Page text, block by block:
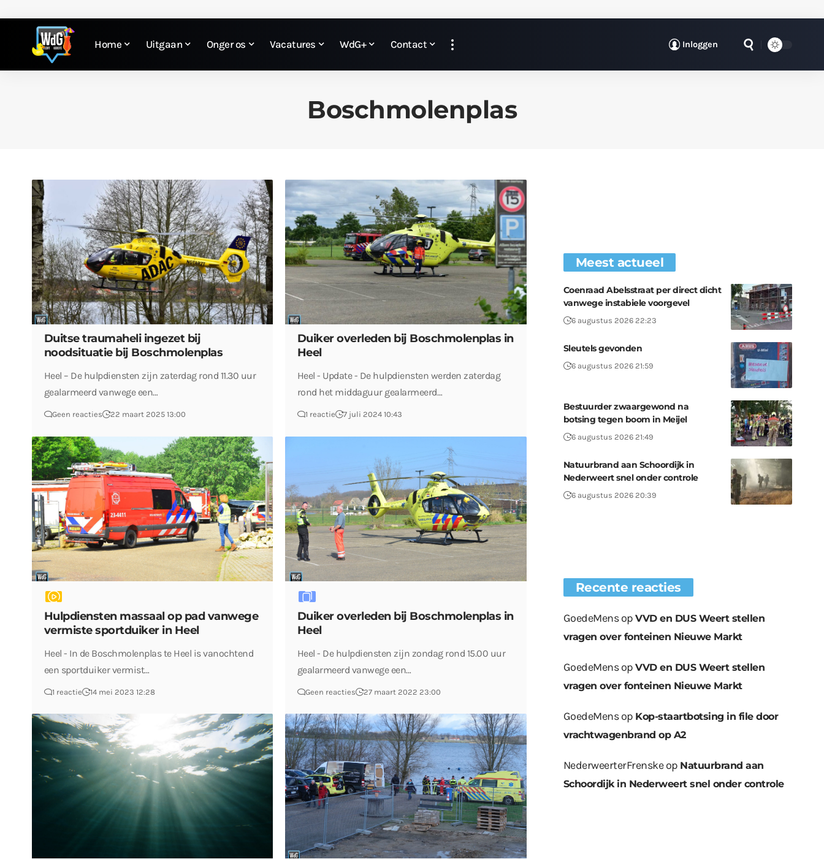
Home Uitgaan Onger os Vacatures WdG+ Contact Inloggen
Boschmolenplas
Duitse traumaheli ingezet bij
noodsituatie bij Boschmolenplas
Heel – De hulpdiensten zijn zaterdag rond 11.30 uur
gealarmeerd vanwege een…
Geen reacties 22 maart 2025 13:00
Duiker overleden bij Boschmolenplas in
Heel
Heel - Update - De hulpdiensten werden zaterdag
rond het middaguur gealarmeerd…
1 reactie 7 juli 2024 10:43
Hulpdiensten massaal op pad vanwege
vermiste sportduiker in Heel
Heel - In de Boschmolenplas te Heel is vanochtend
een sportduiker vermist…
1 reactie 14 mei 2023 12:28
Duiker overleden bij Boschmolenplas in
Heel
Heel - De hulpdiensten zijn zondag rond 15.00 uur
gealarmeerd vanwege een…
Geen reacties 27 maart 2022 23:00
Meest actueel
Coenraad Abelsstraat per direct dicht
vanwege instabiele voorgevel
6 augustus 2026 22:23
Sleutels gevonden
6 augustus 2026 21:59
Bestuurder zwaargewond na
botsing tegen boom in Meijel
6 augustus 2026 21:49
Natuurbrand aan Schoordijk in
Nederweert snel onder controle
6 augustus 2026 20:39
Recente reacties
GoedeMensopVVD en DUS Weert stellen
vragen over fonteinen Nieuwe Markt
GoedeMensopVVD en DUS Weert stellen
vragen over fonteinen Nieuwe Markt
GoedeMensop Kop-staartbotsing in file door
vrachtwagenbrand op A2
NederweerterFrenskeop Natuurbrand aan
Schoordijk in Nederweert snel onder controle